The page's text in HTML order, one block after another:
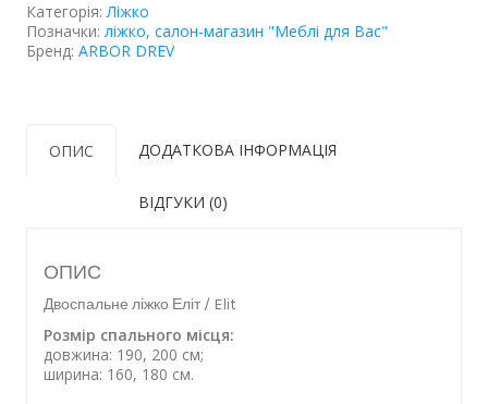
Категорія:Ліжко
Позначки: ліжко, салон-магазин "Меблі для Вас"
Бренд: ARBOR DREV
ОПИС ДОДАТКОВА ІНФОРМАЦІЯ
ВІДГУКИ (0)
ОПИС
Двоспальне ліжко Еліт / Elit
Розмір спального місця:
довжина: 190, 200 см;
ширина: 160, 180 см.